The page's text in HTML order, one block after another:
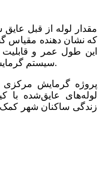
که نشان دهنده مقیاس
این طول عمر و قابلیت
سیستم گرمایش مرکزی در طول زمان بسیار مهم است.
پروژه گرمایش مرکزی
لوله‌های عایق‌شده با
زندگی ساکنان شهر کمک